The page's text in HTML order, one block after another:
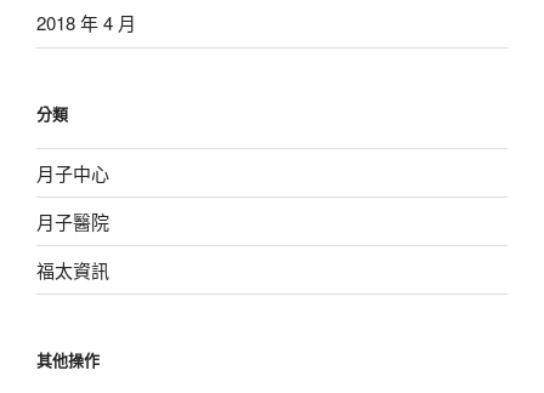
2018 年 4 月
分類
月子中心
月子醫院
福太資訊
其他操作